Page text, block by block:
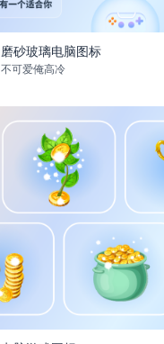
磨砂玻璃电脑图标
不可爱俺高冷